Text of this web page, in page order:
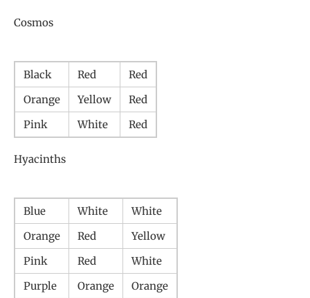
Cosmos
Black Red
Red
Orange
Yellow
Red
Pink
White Red
Hyacinths
Blue White
White
Orange
Red
Yellow
Pink
Red
White
Purple
Orange Orange